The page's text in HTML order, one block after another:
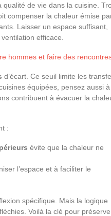
de vie dans la cuisine.
compenser la chaleur émise
Laisser un espace suffisant,
efficace.
hommes et faire des
d’écart. Ce seuil limite les
équipées, pensez aussi à
contribuent à évacuer la
:
évite que la chaleur ne
l’espace et à faciliter le
spécifique. Mais la logique
Voilà la clé pour